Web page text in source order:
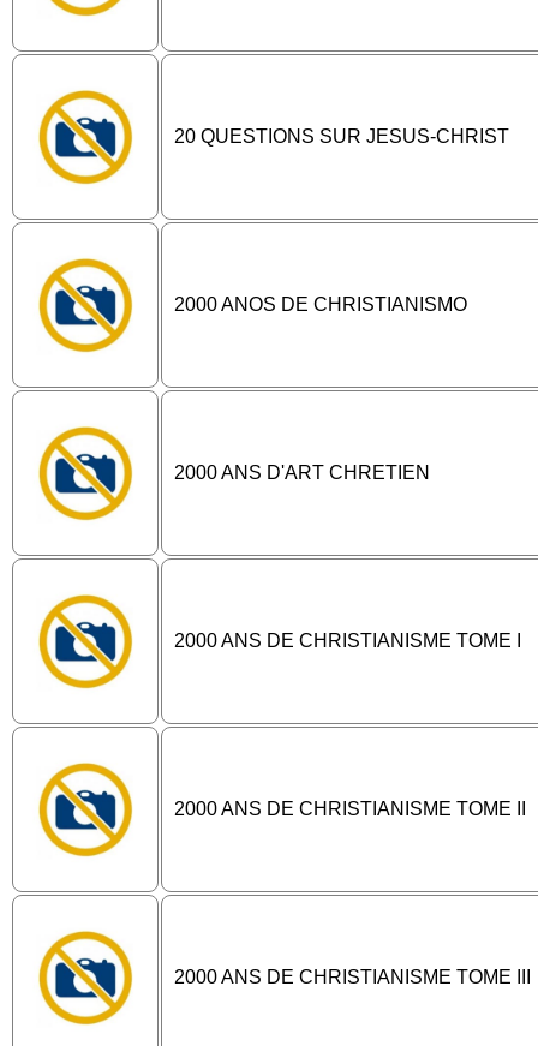
20 QUESTIONS SUR JESUS-CHRIST
2000 ANOS DE CHRISTIANISMO
2000 ANS D'ART CHRETIEN
2000 ANS DE CHRISTIANISME TOME I
2000 ANS DE CHRISTIANISME TOME II
2000 ANS DE CHRISTIANISME TOME III